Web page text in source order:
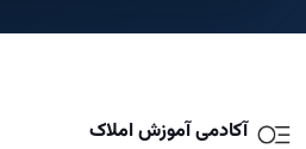
آکادمی آموزش املاک